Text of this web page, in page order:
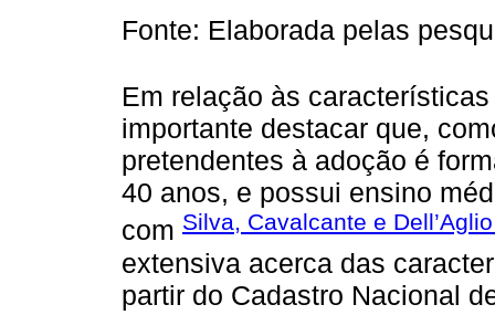
Fonte: Elaborada pelas
Em relação às
importante destacar que,
pretendentes à adoção é
40 anos, e possui ensino
com Silva, Cavalcante e
extensiva acerca das
partir do Cadastro Nacional